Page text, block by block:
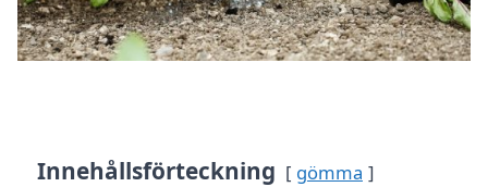
Innehållsförteckning gömma